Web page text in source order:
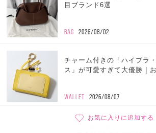
お気に入りに追加する
目ブランド6選
BAG 2026/08/02
チャーム付きの「ハイブラ
ス」が可愛すぎて大優勝 |
WALLET 2026/08/07